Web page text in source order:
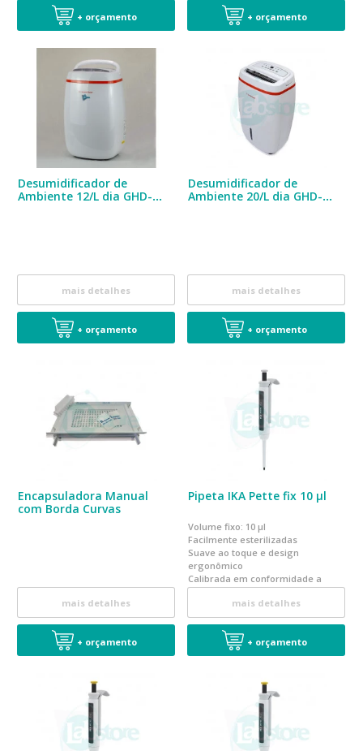
+ orçamento + orçamento
Desumidificador de
Ambiente 12/L dia GHD-
mais detalhes
+ orçamento
Desumidificador de
Ambiente 20/L dia GHD-
mais detalhes
+ orçamento
Encapsuladora Manual
com Borda Curvas
mais detalhes
+ orçamento
Pipeta IKA Pette fix 10 µl
Volume fixo: 10 µl
Facilmente esterilizadas
Suave ao toque e design
ergonômico
Calibrada em conformidade a
norma EN ISO 8655
mais detalhes
+ orçamento